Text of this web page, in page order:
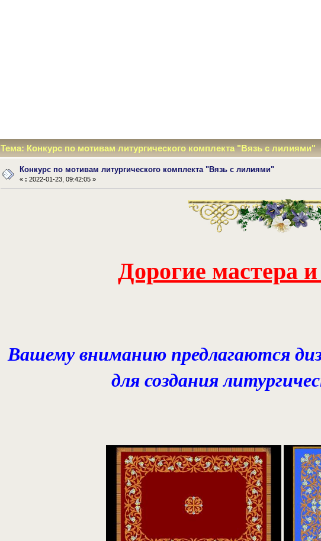
Тема: Конкурс по мотивам литургического комплекта "Вязь с лилиями"
Конкурс по мотивам литургического комплекта "Вязь с лилиями"
« : 2022-01-23, 09:42:05 »
Дорогие мастера
Вашему вниманию предлагаются
для создания